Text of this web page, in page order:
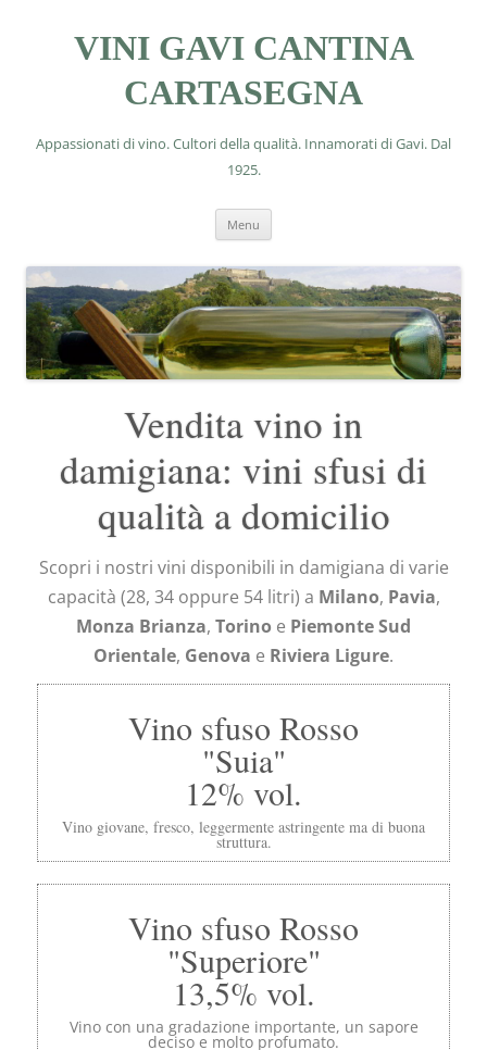
VINI GAVI CANTINA
CARTASEGNA
Appassionati di vino. Cultori della qualità. Innamorati di Gavi. Dal
1925.
Menu
Vendita vino in
damigiana: vini sfusi di
qualità a domicilio
Scopri i nostri vini disponibili in damigiana di varie
capacità (28, 34 oppure 54 litri) a Milano, Pavia,
Monza Brianza, Torino e Piemonte Sud
Orientale, Genova e Riviera Ligure.
Vino sfuso Rosso
"Suia"
12% vol.
Vino giovane, fresco, leggermente astringente ma di buona
struttura.
Vino sfuso Rosso
"Superiore"
13,5% vol.
Vino con una gradazione importante, un sapore
deciso e molto profumato.